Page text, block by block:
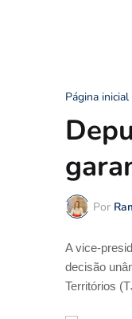
Página inicial
Por
A vice-
decisão
Territórios